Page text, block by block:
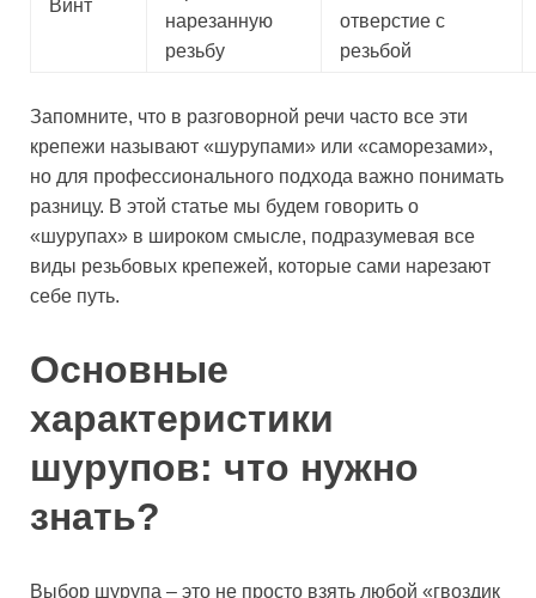
Винт
нарезанную
резьбу
отверстие с
резьбой
Запомните, что в разговорной речи часто все эти
крепежи называют «шурупами» или «саморезами»,
но для профессионального подхода важно понимать
разницу. В этой статье мы будем говорить о
«шурупах» в широком смысле, подразумевая все
виды резьбовых крепежей, которые сами нарезают
себе путь.
Основные
характеристики
шурупов: что нужно
знать?
Выбор шурупа – это не просто взять любой «гвоздик